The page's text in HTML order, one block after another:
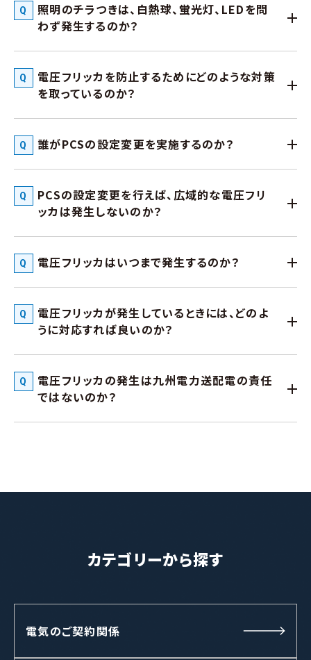
照明のチラつきは、白熱球、蛍光灯、LEDを問
わず発生するのか？
電圧フリッカを防止するためにどのような対策
を取っているのか？
誰がPCSの設定変更を実施するのか？
PCSの設定変更を行えば、広域的な電圧フリ
ッカは発生しないのか？
電圧フリッカはいつまで発生するのか？
電圧フリッカが発生しているときには、どのよ
うに対応すれば良いのか？
電圧フリッカの発生は九州電力送配電の責任
ではないのか？
カテゴリーから探す
電気のご契約関係